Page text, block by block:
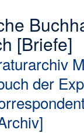
[Briefe]
der